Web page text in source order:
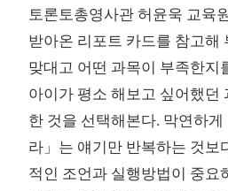
토론토총영사관 허윤욱 교육
받아온 리포트 카드를 참고해
맞대고 어떤 과목이 부족한지
아이가 평소 해보고 싶어했던
한 것을 선택해본다. 막연하
라」는 얘기만 반복하는 것보
적인 조언과 실행방법이 중요